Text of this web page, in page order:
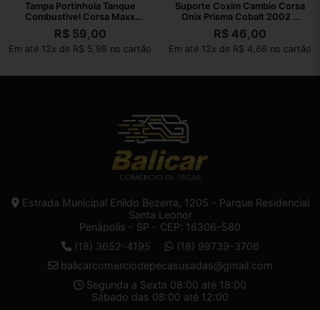
Tampa Portinhola Tanque
Combustivel Corsa Maxx
2004 A 2012
R$59,00
Em até 12x de R$ 5,98 no cartão
Suporte Coxim Cambio Corsa
Onix Prisma Cobalt 2002 A
2010
R$ 46,00
Em até 12x de R$ 4,66 no cartão
Estrada Municipal Enildo Bezerra, 1205 - Parque Residencial
Santa Leonor
Penápolis - SP - CEP: 16306-580
(18) 3652-4195
(18) 99739-3706
balicarcomerciodepecasusadas@gmail.com
Segunda a Sexta 08:00 até 18:00
Sábado das 08:00 até 12:00